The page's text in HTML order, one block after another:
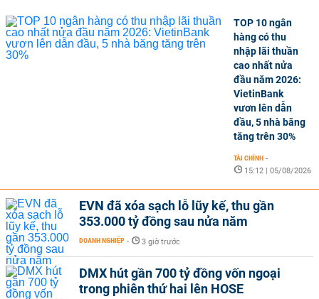
TOP 10 ngân
hàng có thu
nhập lãi thuần
cao nhất nửa
đầu năm 2026:
VietinBank
vươn lên dẫn
đầu, 5 nhà băng
tăng trên 30%
TÀI CHÍNH -
15:12 | 05/08/2026
EVN đã xóa sạch lỗ lũy kế, thu gần
353.000 tỷ đồng sau nửa năm
DOANH NGHIỆP - 3 giờ trước
DMX hút gần 700 tỷ đồng vốn ngoại
trong phiên thứ hai lên HOSE